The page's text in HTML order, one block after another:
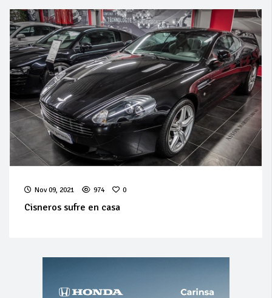
Nov 09, 2021 974 0
Cisneros sufre en casa